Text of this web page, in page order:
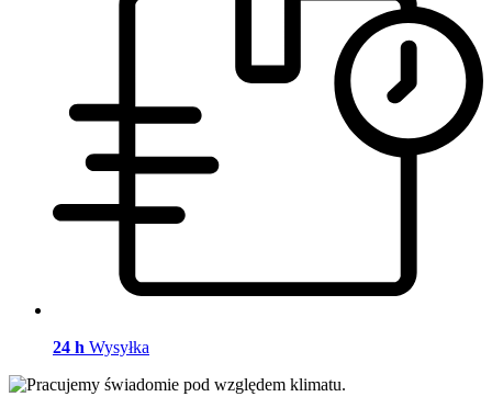
24 h Wysyłka